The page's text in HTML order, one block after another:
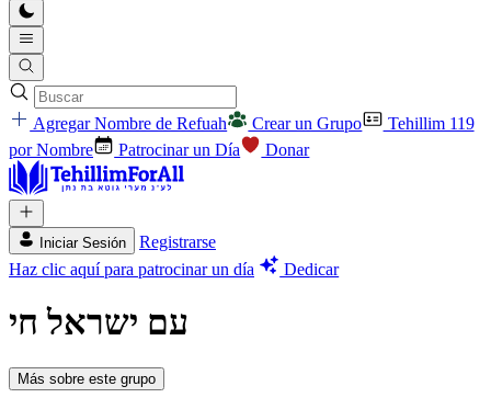
Agregar Nombre de Refuah Crear un Grupo
Tehillim 119
por Nombre
Patrocinar un Día Donar
Iniciar Sesión
Registrarse
Haz clic aquí para patrocinar un día
Dedicar
עם ישראל חי
Más sobre este grupo